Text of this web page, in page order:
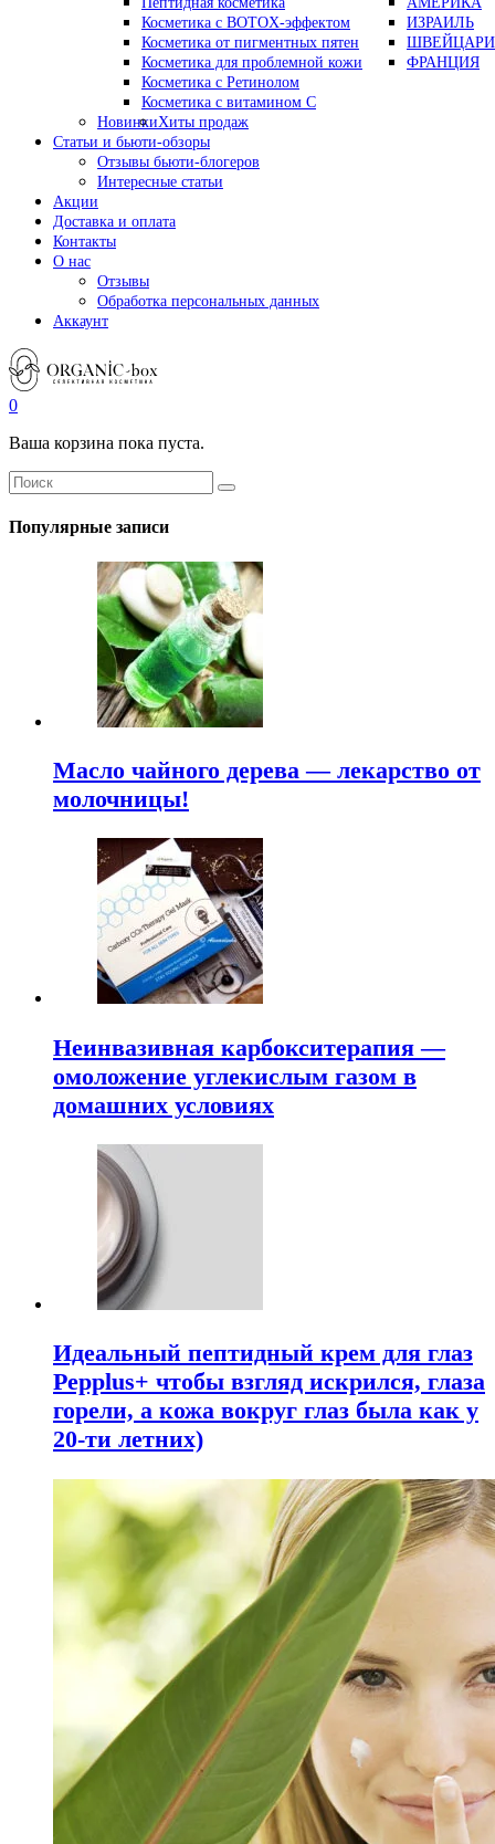
Косметика с BOTOX-эффектом
Косметика от пигментных пятен
Косметика для проблемной кожи
Косметика с Ретинолом
Косметика с витамином С
ИЗРАИЛЬ
ФРАНЦИЯ
НовинкиХиты продаж
Статьи и бьюти-обзоры
Отзывы бьюти-блогеров
Интересные статьи
Акции
Доставка и оплата
Контакты
О нас
Отзывы
Обработка персональных данных
Аккаунт
0
Ваша корзина пока пуста.
Популярные записи
Масло чайного дерева — лекарство от
молочницы!
Неинвазивная карбокситерапия —
омоложение углекислым газом в
домашних условиях
Идеальный пептидный крем для глаз
Pepplus+ чтобы взгляд искрился, глаза
горели, а кожа вокруг глаз была как у
20-ти летних)